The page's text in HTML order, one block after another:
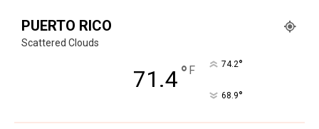
PUERTO RICO
Scattered Clouds
71.4° F 74.2°
68.9°